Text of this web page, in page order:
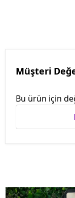
Müşteri
Bu ürün için